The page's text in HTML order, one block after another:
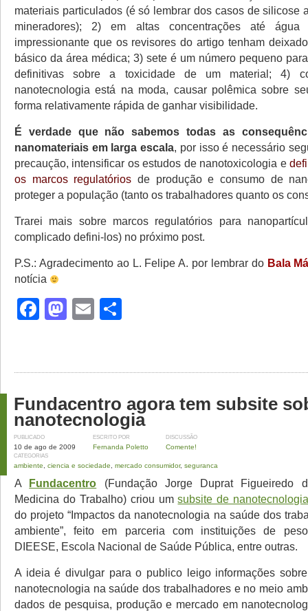
materiais particulados (é só lembrar dos casos de silicose
mineradores); 2) em altas concentrações até
impressionante que os revisores do artigo tenham
básico da área médica; 3) sete é um número pequeno
definitivas sobre a toxicidade de um material; 4)
nanotecnologia está na moda, causar polêmica sobre
forma relativamente rápida de ganhar visibilidade.
É verdade que não sabemos todas as
nanomateriais em larga escala, por isso é necessário
precaução, intensificar os estudos de nanotoxicologia e
os marcos regulatórios de produção e consumo de
proteger a população (tanto os trabalhadores quanto os
Trarei mais sobre marcos regulatórios para
complicado defini-los) no próximo post.
P.S.: Agradecimento ao L. Felipe A. por lembrar do Bala
notícia
Facebook
Mastodon
Email
Fundacentro agora tem subsite
nanotecnologia
PUBLICADO
10 de ago de 2009
ESCRITO POR
Fernanda Poletto
DISCUSSÃO
Comente!
CATEGORIAS
ambiente ciencia e sociedade mercado consumidor, seguranca
A Fundacentro (Fundação Jorge Duprat Figueiredo
Medicina do Trabalho) criou umsubsite de
do projeto “Impactos da nanotecnologia na saúde dos
ambiente”, feito em parceria com instituições de
DIEESE, Escola Nacional de Saúde Pública, entre outras.
A ideia é divulgar para o publico leigo informações
nanotecnologia na saúde dos trabalhadores e no meio
dados de pesquisa, produção e mercado em